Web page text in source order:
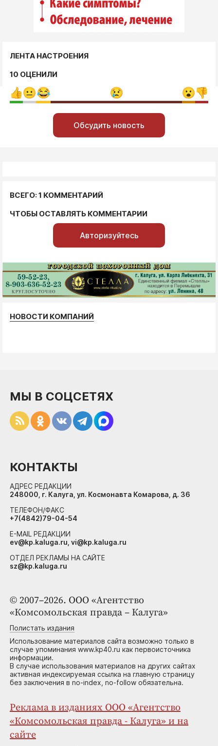
ЛЕНТА НАСТРОЕНИЯ
10 ОЦЕНИЛИ
Обсудить новость
ВСЕГО: 1 КОММЕНТАРИЙ
ЧТОБЫ ОСТАВЛЯТЬ КОММЕНТАРИИ
Авторизуйтесь
НОВОСТИ КОМПАНИЙ
© 2007–2026. ООО «Агентство
«Комсомольская правда – Калуга»
Полистать издания
Использование материалов сайта возможно только в
случае упоминания www.kp40.ru как первоисточника
информации.
В случае использования материалов на других сайтах
активная индексируемая ссылка на главную страницу
без заключения в no-index, no-follow обязательна.
Реклама в изданиях ООО «Агентство
«Комсомольская правда - Калуга» и на
сайте
МЫ В СОЦСЕТЯХ
КОНТАКТЫ
АДРЕС РЕДАКЦИИ
248000, г. Калуга, ул. Космонавта Комарова, д. 36
ТЕЛЕФОН/ФАКС
+7(4842)79-04-54
E-MAIL РЕДАКЦИИ
ev@kp.kaluga.ru, vi@kp.kaluga.ru
ОТДЕЛ РЕКЛАМЫ НА САЙТЕ
sz@kp.kaluga.ru